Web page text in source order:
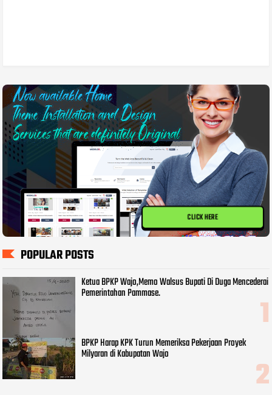
CLICK HERE
POPULAR POSTS
Ketua BPKP Wajo,Memo Walsus Bupati Di Duga Mencederai
Pemerintahan Pammase.
BPKP Harap KPK Turun Memeriksa Pekerjaan Proyek
Milyaran di Kabupatan Wajo